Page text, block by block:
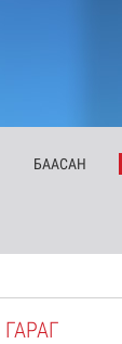
БААСАН
ГАРАГ